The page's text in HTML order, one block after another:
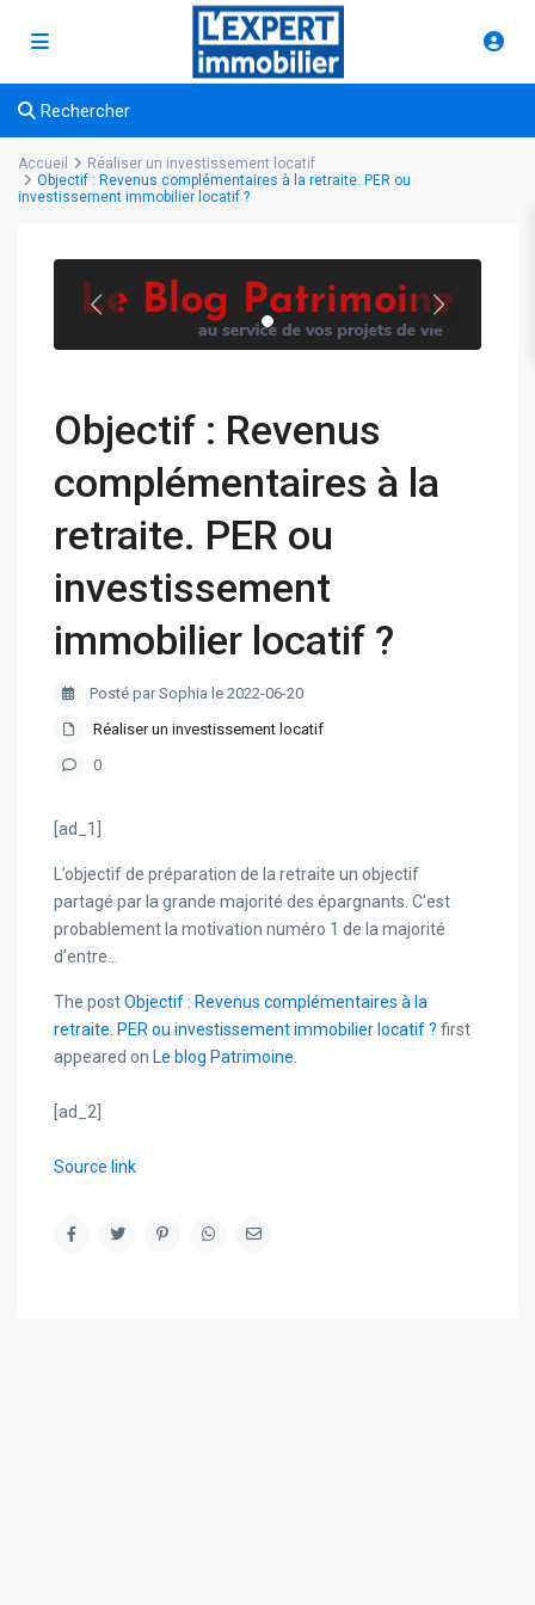
Rechercher
Accueil
Réaliser un investissement locatif
Objectif : Revenus complémentaires à la retraite. PER ou
investissement immobilier locatif ?
Objectif : Revenus
complémentaires à la
retraite. PER ou
investissement
immobilier locatif ?
Posté par Sophia le 2022-06-20
Réaliser un investissement locatif
0
[ad_1]
L’objectif de préparation de la retraite un objectif
partagé par la grande majorité des épargnants. C’est
probablement la motivation numéro 1 de la majorité
d’entre…
The postObjectif : Revenus complémentaires à la
retraite. PER ou investissement immobilier locatif ? first
appeared on Le blog Patrimoine
[ad_2]
Source link